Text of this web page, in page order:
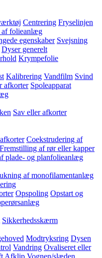
Centrering Fryselinjen
af folieanlæg
egenskaber Svejsning
Dyser generelt
Krympefolie
Kalibrering Vandfilm Svind
afkorter Spoleapparat
Sav eller afkorter
Coekstrudering af
Fremstilling af rør eller kapper
plade- og planfolieanlæg
af monofilamentanlæg
Opspoling Opstart og
Sikkerhedsskærm
Modtryksring Dysen
Vandring Ovaliseret eller
Afklip Vognen/slæden